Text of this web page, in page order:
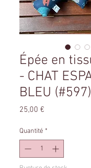
Épée en
- CHAT
BLEU (#597)
25,00 €
Quantité *